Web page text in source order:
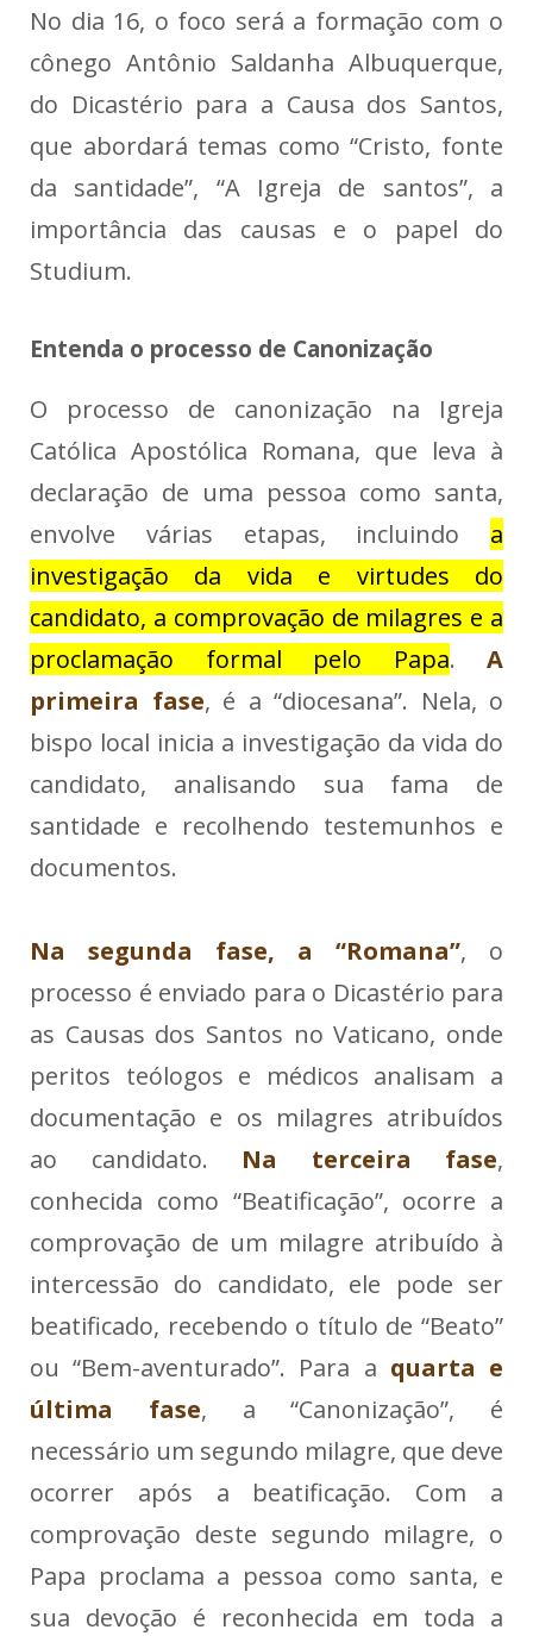
No dia 16, o foco será a formação com o
cônego Antônio Saldanha Albuquerque,
do Dicastério para a Causa dos Santos,
que abordará temas como “Cristo, fonte
da santidade”, “A Igreja de santos”, a
importância das causas e o papel do
Studium.
Entenda o processo de Canonização
O processo de canonização na Igreja
Católica Apostólica Romana, que leva à
declaração de uma pessoa como santa,
envolve várias etapas, incluindo a
investigação da vida e virtudes do
candidato, a comprovação de milagres e a
proclamação formal pelo Papa. A
primeira fase, é a “diocesana”. Nela, o
bispo local inicia a investigação da vida do
candidato, analisando sua fama de
santidade e recolhendo testemunhos e
documentos.
Na segunda fase, a “Romana”, o
processo é enviado para o Dicastério para
as Causas dos Santos no Vaticano, onde
peritos teólogos e médicos analisam a
documentação e os milagres atribuídos
ao candidato. Na terceira fase,
conhecida como “Beatificação”, ocorre a
comprovação de um milagre atribuído à
intercessão do candidato, ele pode ser
beatificado, recebendo o título de “Beato”
ou “Bem-aventurado”. Para a quarta e
última fase, a “Canonização”, é
necessário um segundo milagre, que deve
ocorrer após a beatificação. Com a
comprovação deste segundo milagre, o
Papa proclama a pessoa como santa, e
sua devoção é reconhecida em toda a